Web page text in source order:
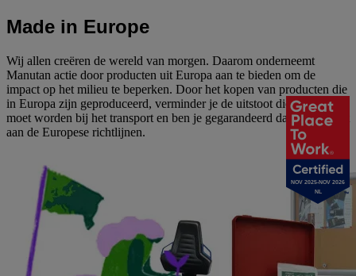
Made in Europe
Wij allen creëren de wereld van morgen. Daarom onderneemt
Manutan actie door producten uit Europa aan te bieden om de
impact op het milieu te beperken. Door het kopen van producten die
in Europa zijn geproduceerd, verminder je de uitstoot die gemaakt
moet worden bij het transport en ben je gegarandeerd dat het voldoet
aan de Europese richtlijnen.
NOV 2025-NOV 2026
NL